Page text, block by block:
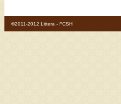
©2011-2012 Littera - FCSH